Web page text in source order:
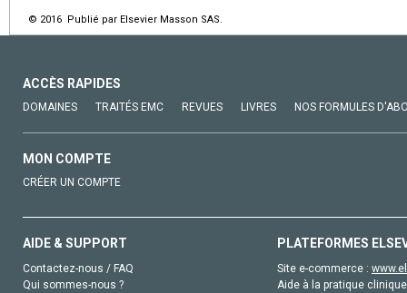
© 2016 Publié par Elsevier Masson SAS.
ACCÈS RAPIDES
DOMAINES TRAITÉS EMC REVUES LIVRES NOS FORMULES
MON COMPTE
CRÉER UN COMPTE
AIDE & SUPPORT
Contactez-nous / FAQ
Qui sommes-nous ?
PLATEFORMES
Site e-commerce :
Aide à la pratique